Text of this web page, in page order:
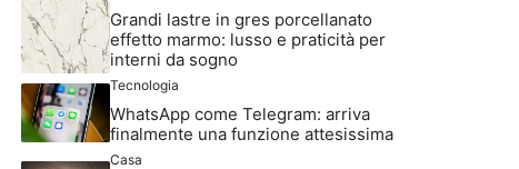
Grandi lastre in gres porcellanato
effetto marmo: lusso e praticità per
interni da sogno
Tecnologia
WhatsApp come Telegram: arriva
finalmente una funzione attesissima
Casa